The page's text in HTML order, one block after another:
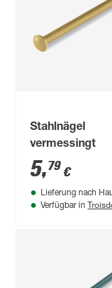
Stahlnägel
vermessingt
5,79 €
Lieferung nach
Verfügbar in